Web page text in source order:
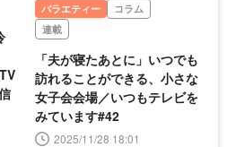
バラエティー
コラム
連載
「夫が寝たあとに」いつでも
訪れることができる、小さな
女子会会場／いつもテレビを
みています#42
2025/11/28 18:01